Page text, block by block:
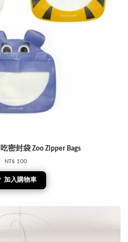
密封袋 Zoo Zipper Bags
NT$ 100
加入購物車